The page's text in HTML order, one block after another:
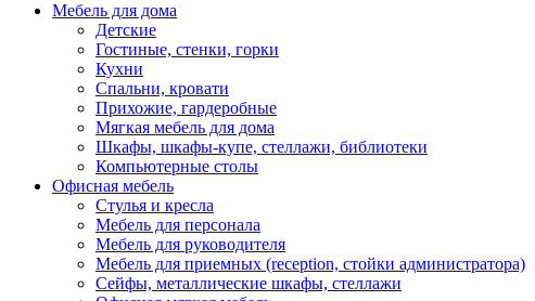
Мебель для дома
Детские
Гостиные, стенки, горки
Кухни
Спальни, кровати
Прихожие, гардеробные
Мягкая мебель для дома
Шкафы, шкафы-купе, стеллажи, библиотеки
Компьютерные столы
Офисная мебель
Стулья и кресла
Мебель для персонала
Мебель для руководителя
Мебель для приемных (reception, стойки администратора)
Сейфы, металлические шкафы, стеллажи